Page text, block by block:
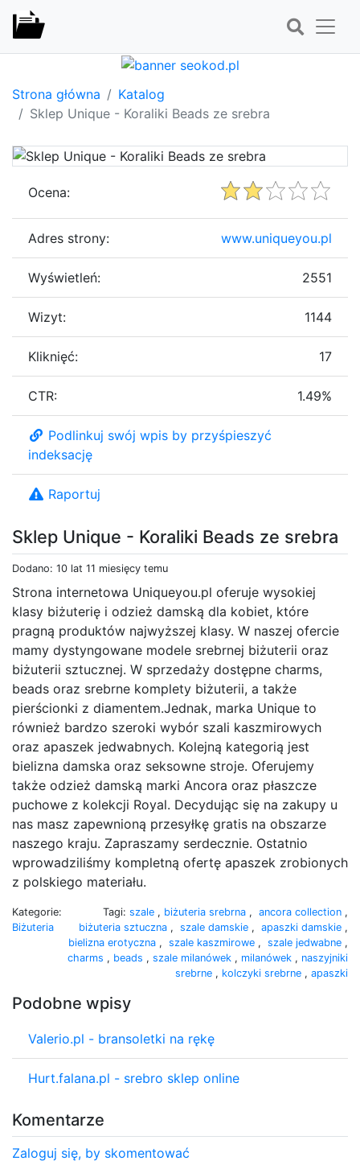
Strona główna
Katalog
Sklep Unique - Koraliki Beads ze srebra
Sklep Unique - Koraliki Beads ze srebra
Dodano: 10 lat 11 miesięcy temu
Strona internetowa Uniqueyou.pl oferuje wysokiej
klasy biżuterię i odzież damską dla kobiet, które
pragną produktów najwyższej klasy. W naszej ofercie
mamy dystyngowane modele srebrnej biżuterii oraz
biżuterii sztucznej. W sprzedaży dostępne charms,
beads oraz srebrne komplety biżuterii, a także
pierścionki z diamentem.Jednak, marka Unique to
również bardzo szeroki wybór szali kaszmirowych
oraz apaszek jedwabnych. Kolejną kategorią jest
bielizna damska oraz seksowne stroje. Oferujemy
także odzież damską marki Ancora oraz płaszcze
puchowe z kolekcji Royal. Decydując się na zakupy u
nas masz zapewnioną przesyłkę gratis na obszarze
naszego kraju. Zapraszamy serdecznie. Ostatnio
wprowadziliśmy kompletną ofertę apaszek zrobionych
z polskiego materiału.
Kategorie:
Biżuteria
Tagi: szale , biżuteria srebrna , ancora collection ,
biżuteria sztuczna , szale damskie , apaszki damskie ,
bielizna erotyczna , szale kaszmirowe , szale jedwabne ,
charms , beads , szale milanówek , milanówek , naszyjniki
srebrne , kolczyki srebrne , apaszki
Podobne wpisy
Valerio.pl - bransoletki na rękę
Hurt.falana.pl - srebro sklep online
Komentarze
Zaloguj się, by skomentować
Ocena:
Adres strony: www.uniqueyou.pl
Wyświetleń: 2551
Wizyt: 1144
Kliknięć: 17
CTR: 1.49%
Podlinkuj swój wpis by przyśpieszyć
indeksację
Raportuj